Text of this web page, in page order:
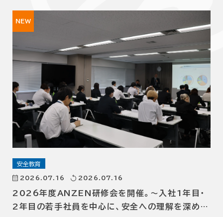
安全教育
2026.07.16 2026.07.16
2026年度ANZEN研修会を開催。～入社1年目・
2年目の若手社員を中心に、安全への理解を深める